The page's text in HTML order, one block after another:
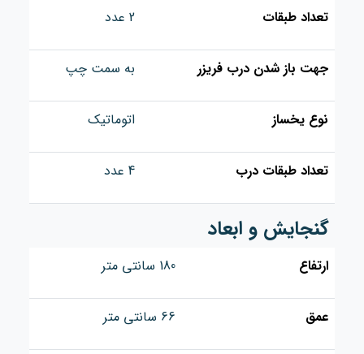
تعداد طبقات 2 عدد
جهت باز شدن درب فریزر به سمت چپ
نوع یخساز اتوماتیک
تعداد طبقات درب 4 عدد
گنجایش و ابعاد
ارتفاع 180 سانتی‌ متر
عمق 66 سانتی‌ متر